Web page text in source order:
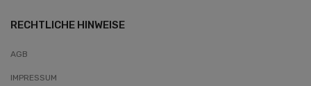
RECHTLICHE HINWEISE
AGB
IMPRESSUM